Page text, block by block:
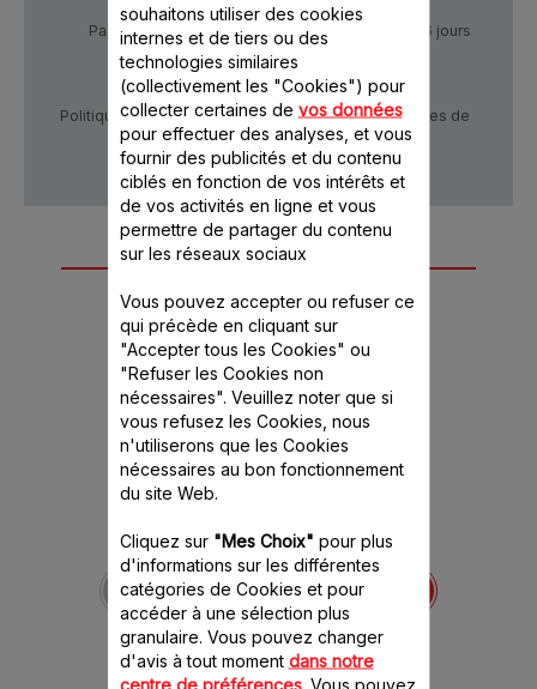
Paiement Sécurisé Livraison sous 5 à 6 jours
Politique de confidentialité
Conditions générales de
vente
Autre(s) accessoire(s)
recommandé(s)
Bouchon doseur MS-
651086
A placer dans l'orifice du
couvercle
Stock disponible.
souhaitons utiliser des cookies
internes et de tiers ou des
technologies similaires
(collectivement les "Cookies") pour
collecter certaines de vos données
pour effectuer des analyses, et vous
fournir des publicités et du contenu
ciblés en fonction de vos intérêts et
de vos activités en ligne et vous
permettre de partager du contenu
sur les réseaux sociaux
Vous pouvez accepter ou refuser ce
qui précède en cliquant sur
"Accepter tous les Cookies" ou
"Refuser les Cookies non
nécessaires". Veuillez noter que si
vous refusez les Cookies, nous
n'utiliserons que les Cookies
nécessaires au bon fonctionnement
du site Web.
Cliquez sur "Mes Choix" pour plus
d'informations sur les différentes
catégories de Cookies et pour
accéder à une sélection plus
granulaire. Vous pouvez changer
d'avis à tout moment dans notre
centre de préférences. Vous pouvez